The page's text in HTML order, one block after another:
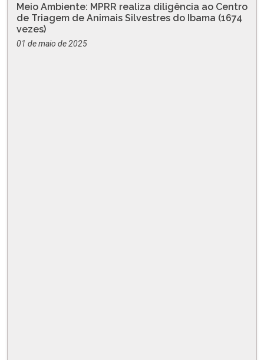
Meio Ambiente: MPRR realiza diligência ao Centro
de Triagem de Animais Silvestres do Ibama (1674
vezes)
01 de maio de 2025